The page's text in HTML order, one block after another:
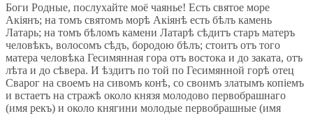
Боги Родные, послухайте моё чаянье! Есть святое море
Акіянъ; на томъ святомъ морѣ Акіянѣ есть бѣлъ камень
Латарь; на томъ бѣломъ камени Латарѣ сѣдитъ старъ матеръ
человѣкъ, волосомъ сѣдъ, бородою бѣлъ; стоитъ отъ того
матера человѣка Гесимянная гора отъ востока и до заката, отъ
лѣта и до сѣвера. И ѣздитъ по той по Гесимянной горѣ отец
Сварог на своемъ на сивомъ конѣ, со своимъ златымъ копіемъ
и встаетъ на стражѣ около князя молодово первобрашнаго
(имя рекъ) и около княгини молодые первобрашные (имя